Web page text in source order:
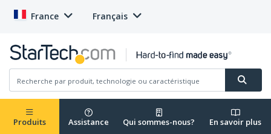
France Français
Produits Assistance Qui sommes-nous? En savoir plus